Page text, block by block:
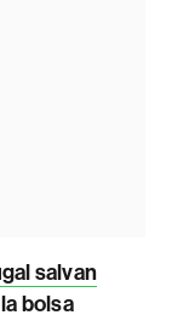
salvan
bolsa